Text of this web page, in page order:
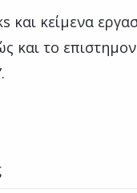
και κείμενα
και το